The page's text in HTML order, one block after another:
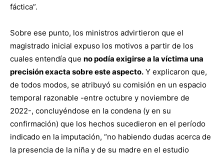
fáctica”.
Sobre ese punto, los ministros advirtieron que el
magistrado inicial expuso los motivos a partir de los
cuales entendía que no podía exigirse a la víctima una
precisión exacta sobre este aspecto. Y explicaron que,
de todos modos, se atribuyó su comisión en un espacio
temporal razonable -entre octubre y noviembre de
2022-, concluyéndose en la condena (y en su
confirmación) que los hechos sucedieron en el período
indicado en la imputación, “no habiendo dudas acerca de
la presencia de la niña y de su madre en el estudio